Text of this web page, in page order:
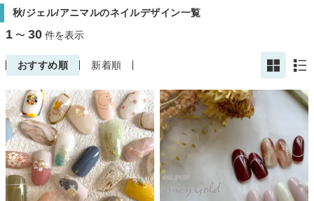
秋/ジェル/アニマルのネイルデザイン一覧
1 〜 30 件を表示
おすすめ順 新着順